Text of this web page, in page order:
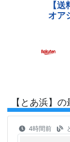
【とあ浜】
4時間前